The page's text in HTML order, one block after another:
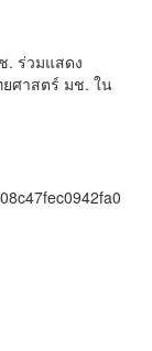
. ร่วมแสดง
ศาสตร์ มช. ใน
มร่วมพิธีทอด